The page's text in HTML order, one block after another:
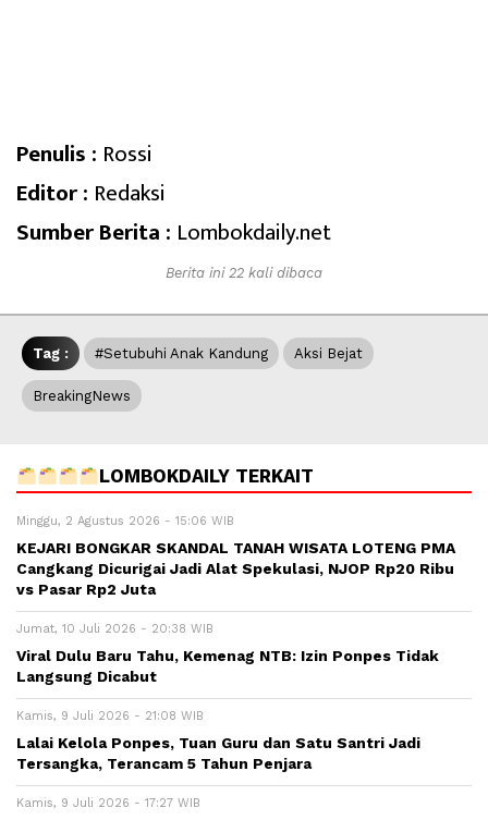
Penulis : Rossi
Editor : Redaksi
Sumber Berita : Lombokdaily.net
Berita ini 22 kali dibaca
Tag : #setubuhi Anak Kandung Aksi Bejat
BreakingNews
LOMBOKDAILY TERKAIT
Minggu, 2 Agustus 2026 - 15:06 WIB
KEJARI BONGKAR SKANDAL TANAH WISATA LOTENG PMA
Cangkang Dicurigai Jadi Alat Spekulasi, NJOP Rp20 Ribu
vs Pasar Rp2 Juta
Jumat, 10 Juli 2026 - 20:38 WIB
Viral Dulu Baru Tahu, Kemenag NTB: Izin Ponpes Tidak
Langsung Dicabut
Kamis, 9 Juli 2026 - 21:08 WIB
Lalai Kelola Ponpes, Tuan Guru dan Satu Santri Jadi
Tersangka, Terancam 5 Tahun Penjara
Kamis, 9 Juli 2026 - 17:27 WIB